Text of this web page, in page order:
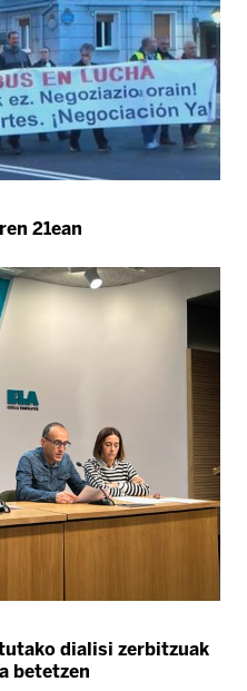
21ean
dialisi zerbitzuak
betetzen